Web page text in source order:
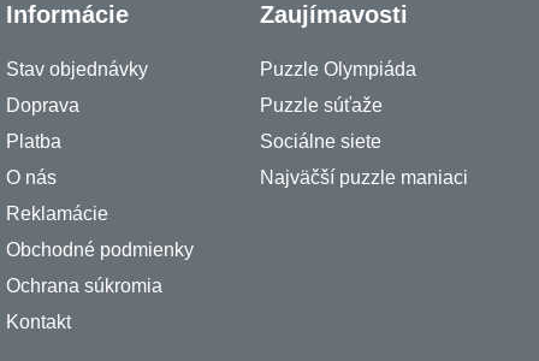
Informácie
Stav objednávky
Doprava
Platba
O nás
Reklamácie
Obchodné podmienky
Ochrana súkromia
Kontakt
Zaujímavosti
Puzzle Olympiáda
Puzzle súťaže
Sociálne siete
Najväčší puzzle maniaci